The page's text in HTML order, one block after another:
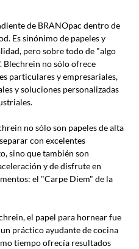
de BRANOpac dentro de
Es sinónimo de papeles y
pero sobre todo de "algo
Blechrein no sólo ofrece
particulares y empresariales,
y soluciones personalizadas
no sólo son papeles de alta
con excelentes
sino que también son
y de disfrute en
el "Carpe Diem" de la
el papel para hornear fue
práctico ayudante de cocina
tiempo ofrecía resultados